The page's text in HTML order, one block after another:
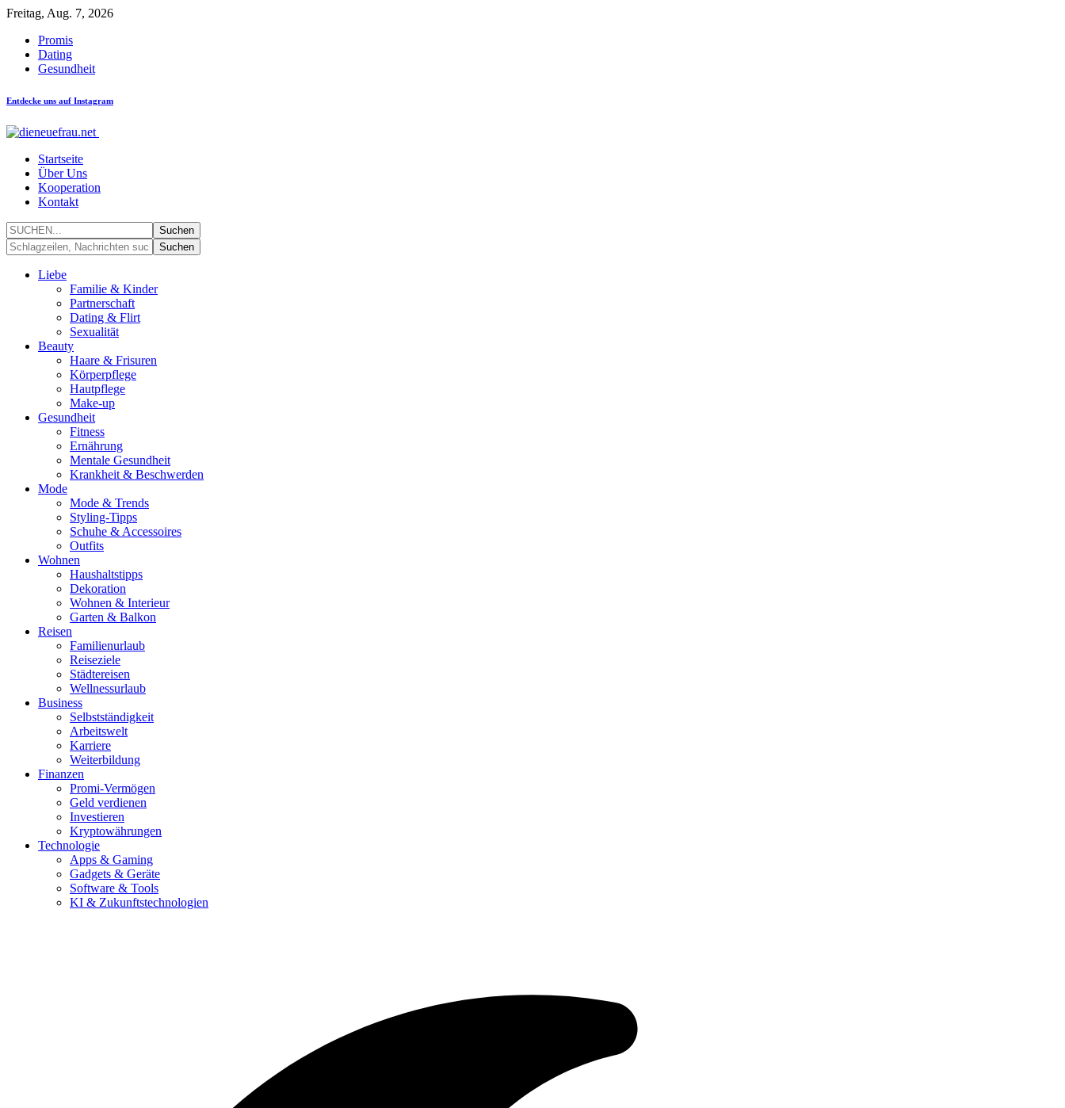
Freitag, Aug. 7, 2026
Promis
Dating
Gesundheit
Entdecke uns auf Instagram
Startseite
Über Uns
Kooperation
Kontakt
Liebe
Familie & Kinder
Partnerschaft
Dating & Flirt
Sexualität
Beauty
Haare & Frisuren
Körperpflege
Hautpflege
Make-up
Gesundheit
Fitness
Ernährung
Mentale Gesundheit
Krankheit & Beschwerden
Mode
Mode & Trends
Styling-Tipps
Schuhe & Accessoires
Outfits
Wohnen
Haushaltstipps
Dekoration
Wohnen & Interieur
Garten & Balkon
Reisen
Familienurlaub
Reiseziele
Städtereisen
Wellnessurlaub
Business
Selbstständigkeit
Arbeitswelt
Karriere
Weiterbildung
Finanzen
Promi-Vermögen
Geld verdienen
Investieren
Kryptowährungen
Technologie
Apps & Gaming
Gadgets & Geräte
Software & Tools
KI & Zukunftstechnologien